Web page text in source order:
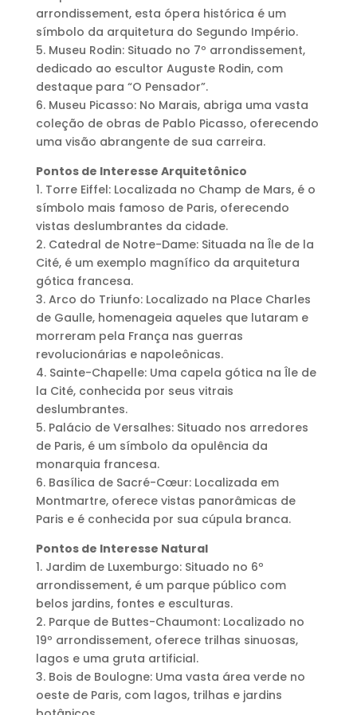
arrondissement, esta ópera histórica é um
símbolo da arquitetura do Segundo Império.
5. Museu Rodin: Situado no 7º arrondissement,
dedicado ao escultor Auguste Rodin, com
destaque para “O Pensador”.
6. Museu Picasso: No Marais, abriga uma vasta
coleção de obras de Pablo Picasso, oferecendo
uma visão abrangente de sua carreira.
Pontos de Interesse Arquitetônico
1. Torre Eiffel: Localizada no Champ de Mars, é o
símbolo mais famoso de Paris, oferecendo
vistas deslumbrantes da cidade.
2. Catedral de Notre-Dame: Situada na Île de la
Cité, é um exemplo magnífico da arquitetura
gótica francesa.
3. Arco do Triunfo: Localizado na Place Charles
de Gaulle, homenageia aqueles que lutaram e
morreram pela França nas guerras
revolucionárias e napoleônicas.
4. Sainte-Chapelle: Uma capela gótica na Île de
la Cité, conhecida por seus vitrais
deslumbrantes.
5. Palácio de Versalhes: Situado nos arredores
de Paris, é um símbolo da opulência da
monarquia francesa.
6. Basílica de Sacré-Cœur: Localizada em
Montmartre, oferece vistas panorâmicas de
Paris e é conhecida por sua cúpula branca.
Pontos de Interesse Natural
1. Jardim de Luxemburgo: Situado no 6º
arrondissement, é um parque público com
belos jardins, fontes e esculturas.
2. Parque de Buttes-Chaumont: Localizado no
19º arrondissement, oferece trilhas sinuosas,
lagos e uma gruta artificial.
3. Bois de Boulogne: Uma vasta área verde no
oeste de Paris, com lagos, trilhas e jardins